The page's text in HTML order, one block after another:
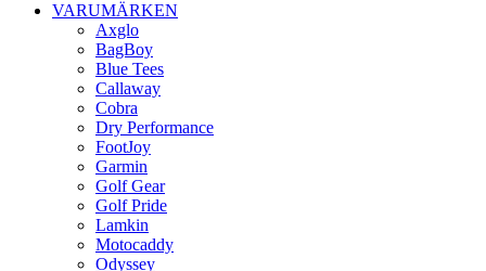
VARUMÄRKEN
Axglo
BagBoy
Blue Tees
Callaway
Cobra
Dry Performance
FootJoy
Garmin
Golf Gear
Golf Pride
Lamkin
Motocaddy
Odyssey